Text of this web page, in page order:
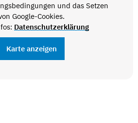
und das Setzen
Google-Cookies.
Datenschutzerklärung
Karte anzeigen